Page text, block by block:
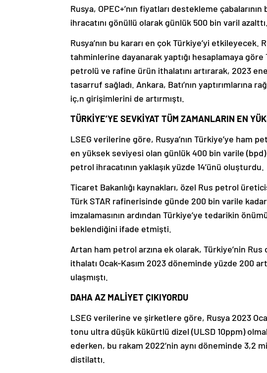
Rusya, OPEC+’nın fiyatları destekleme
ihracatını gönüllü olarak günlük 500 bin varil azalttı.
Rusya’nın bu kararı en çok Türkiye’yi
tahminlerine dayanarak yaptığı hesaplamaya
petrolü ve rafine ürün ithalatını artırarak, 2023
tasarruf sağladı. Ankara, Batı’nın yaptırımlarına
iç,n girişimlerini de artırmıştı.
TÜRKİYE’YE SEVKİYAT TÜM ZAMANLARIN EN
LSEG verilerine göre, Rusya’nın Türkiye’ye ham
en yüksek seviyesi olan günlük 400 bin varile
petrol ihracatının yaklaşık yüzde 14’ünü oluşturdu.
Ticaret Bakanlığı kaynakları, özel Rus petrol
Türk STAR rafinerisinde günde 200 bin varile
imzalamasının ardından Türkiye’ye tedarikin
beklendiğini ifade etmişti.
Artan ham petrol arzına ek olarak, Türkiye’nin Rus
ithalatı Ocak-Kasım 2023 döneminde yüzde 200
ulaşmıştı.
DAHA AZ MALİYET ÇIKIYORDU
LSEG verilerine ve şirketlere göre, Rusya 2023
tonu ultra düşük kükürtlü dizel (ULSD 10ppm)
ederken, bu rakam 2022’nin aynı döneminde 3,2
distilattı.